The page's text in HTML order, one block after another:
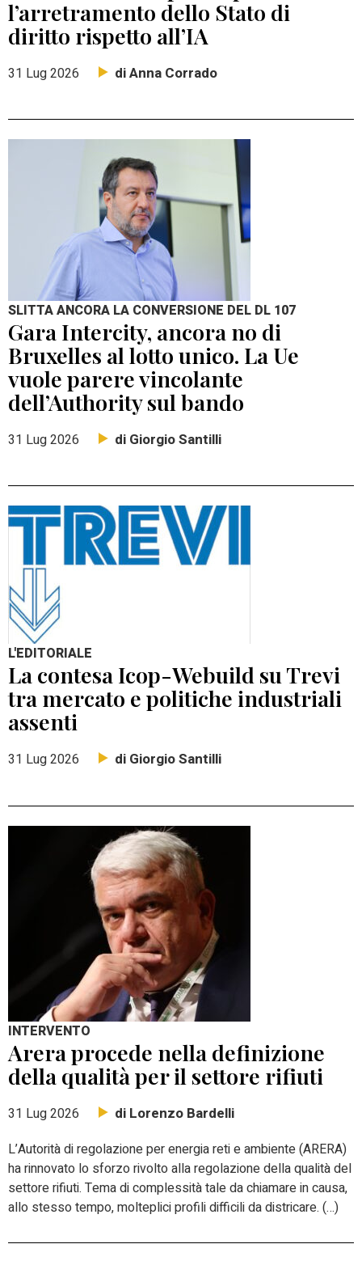
l’arretramento dello Stato di
diritto rispetto all’IA
31 Lug 2026 di Anna Corrado
SLITTA ANCORA LA CONVERSIONE DEL DL 107
Gara Intercity, ancora no di
Bruxelles al lotto unico. La Ue
vuole parere vincolante
dell’Authority sul bando
31 Lug 2026 di Giorgio Santilli
L'EDITORIALE
La contesa Icop-Webuild su Trevi
tra mercato e politiche industriali
assenti
31 Lug 2026 di Giorgio Santilli
INTERVENTO
Arera procede nella definizione
della qualità per il settore rifiuti
31 Lug 2026 di Lorenzo Bardelli
L’Autorità di regolazione per energia reti e ambiente (ARERA)
ha rinnovato lo sforzo rivolto alla regolazione della qualità del
settore rifiuti. Tema di complessità tale da chiamare in causa,
allo stesso tempo, molteplici profili difficili da districare. (…)